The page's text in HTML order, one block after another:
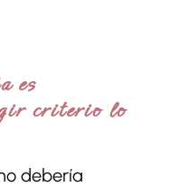
es
criterio lo
debería